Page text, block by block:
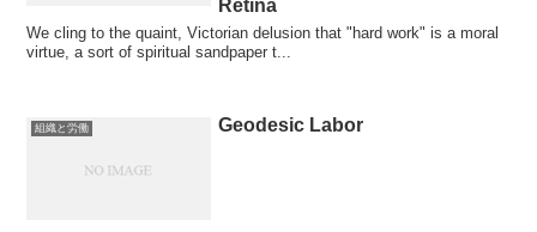
Retina
We cling to the quaint, Victorian delusion that "hard work" is a moral
virtue, a sort of spiritual sandpaper t...
組織と労働 Geodesic Labor